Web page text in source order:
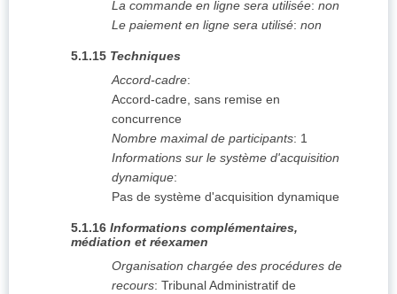
La commande en ligne sera utilisée: non
Le paiement en ligne sera utilisé: non
5.1.15 Techniques
Accord-cadre:
Accord-cadre, sans remise en
concurrence
Nombre maximal de participants: 1
Informations sur le système d'acquisition
dynamique:
Pas de système d'acquisition dynamique
5.1.16 Informations complémentaires,
médiation et réexamen
Organisation chargée des procédures de
recours: Tribunal Administratif de